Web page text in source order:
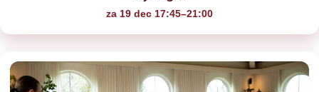
za 19 dec 17:45–21:00